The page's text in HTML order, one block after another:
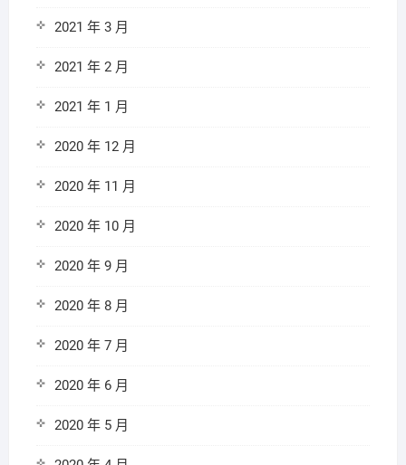
2021 年 3 月
2021 年 2 月
2021 年 1 月
2020 年 12 月
2020 年 11 月
2020 年 10 月
2020 年 9 月
2020 年 8 月
2020 年 7 月
2020 年 6 月
2020 年 5 月